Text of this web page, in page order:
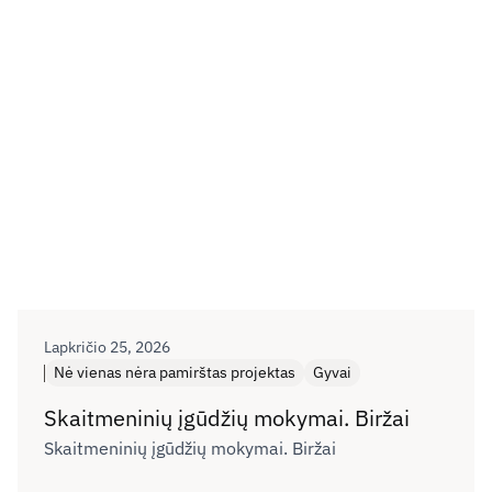
Lapkričio 25, 2026
Nė vienas nėra pamirštas projektas
Gyvai
Skaitmeninių įgūdžių mokymai. Biržai
Skaitmeninių įgūdžių mokymai. Biržai